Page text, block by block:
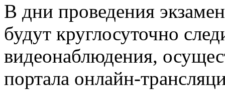
В дни проведения
будут круглосуточно
видеонаблюдения,
портала онлайн-